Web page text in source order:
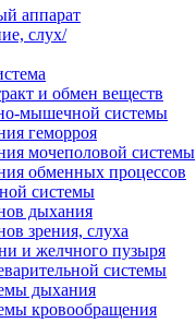
аппарат
слух/
и обмен веществ
мышечной системы
геморроя
мочеполовой системы
обменных процессов
системы
дыхания
зрения, слуха
и желчного пузыря
системы
дыхания
кровообращения